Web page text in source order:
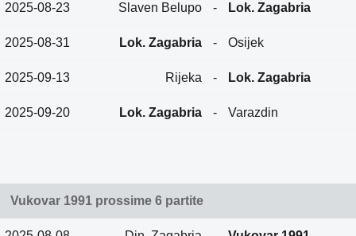
2025-08-23 Slaven Belupo - Lok. Zagabria
2025-08-31 Lok. Zagabria - Osijek
2025-09-13 Rijeka - Lok. Zagabria
2025-09-20 Lok. Zagabria - Varazdin
Vukovar 1991 prossime 6 partite